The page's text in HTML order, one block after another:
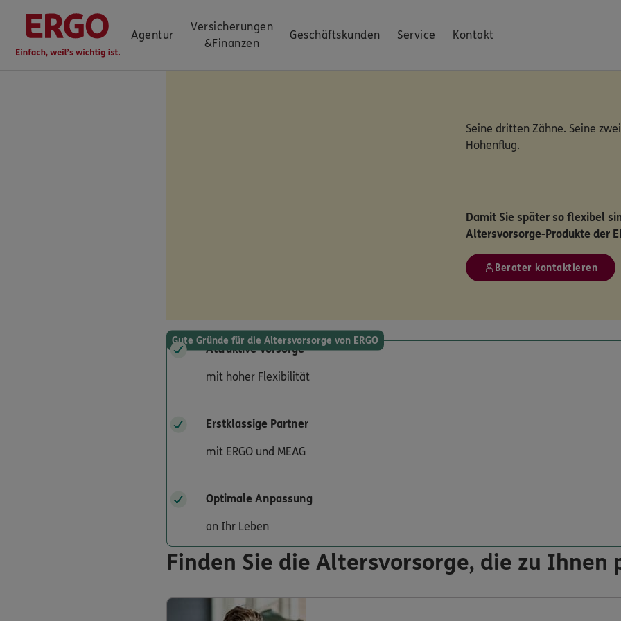
Agentur
Versicherungen
&Finanzen
Geschäftskunden Service Kontakt
Seine dritten Zähne. Seine
Höhenflug.
Damit Sie später so flexibel
Altersvorsorge-Produkte der
Berater kontaktieren
Gute Gründe für die Altersvorsorge von ERGO
Attraktive Vorsorge
mit hoher Flexibilität
Erstklassige Partner
mit ERGO und MEAG
Optimale Anpassung
an Ihr Leben
Finden Sie die Altersvorsorge, die zu Ihnen